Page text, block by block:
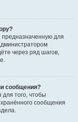
для
через ряд шагов,
сообщения?
того, чтобы
сообщения